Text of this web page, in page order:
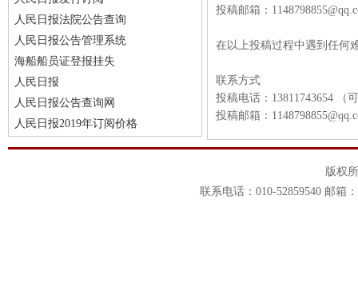
人民日报法院公告查询
人民日报公告管理系统
海船船员证登报挂失
人民日报
人民日报公告查询网
人民日报2019年订阅价格
投稿邮箱：
在以上投稿过程中遇到任何
联系方式
投稿电话：13811743654 （
投稿邮箱：
版权
联系电话：010-52859540 邮箱